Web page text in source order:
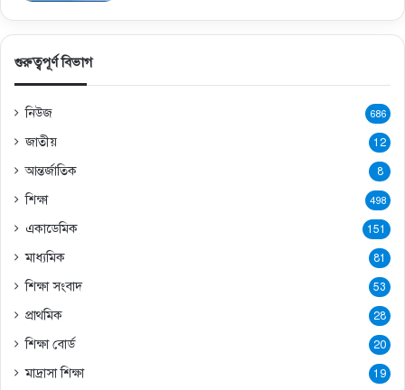
গুরুত্বপূর্ণ বিভাগ
নিউজ 686
জাতীয় 12
আন্তর্জাতিক 8
শিক্ষা 498
একাডেমিক 151
মাধ্যমিক 81
শিক্ষা সংবাদ 53
প্রাথমিক 28
শিক্ষা বোর্ড 20
মাদ্রাসা শিক্ষা 19